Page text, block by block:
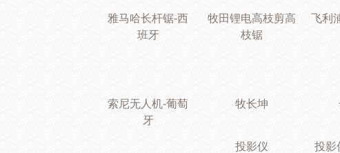
雅马哈长杆锯-西
班牙
牧田锂电高枝剪高
枝锯
飞利
索尼无人机-葡萄
牙
牧长坤
投影仪 投影